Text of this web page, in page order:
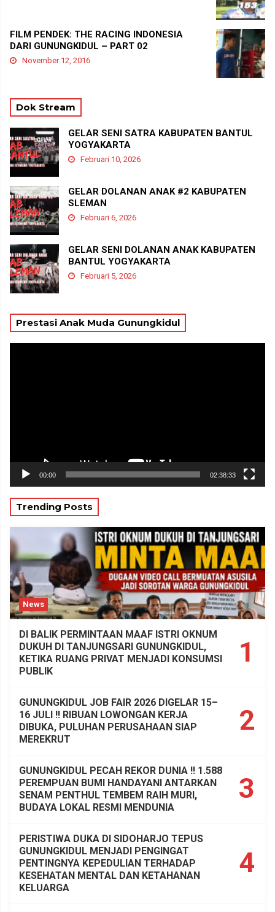
FILM PENDEK: THE RACING INDONESIA
DARI GUNUNGKIDUL – PART 02
November 12, 2016
Dok Stream
GELAR SENI SATRA KABUPATEN BANTUL
YOGYAKARTA
Februari 10, 2026
GELAR DOLANAN ANAK #2 KABUPATEN
SLEMAN
Februari 6, 2026
GELAR SENI DOLANAN ANAK KABUPATEN
BANTUL YOGYAKARTA
Februari 5, 2026
Prestasi Anak Muda Gunungkidul
00:00 02:38:33
Trending Posts
News
1
DI BALIK PERMINTAAN MAAF ISTRI OKNUM
DUKUH DI TANJUNGSARI GUNUNGKIDUL,
KETIKA RUANG PRIVAT MENJADI KONSUMSI
PUBLIK
2
GUNUNGKIDUL JOB FAIR 2026 DIGELAR 15–
16 JULI !! RIBUAN LOWONGAN KERJA
DIBUKA, PULUHAN PERUSAHAAN SIAP
MEREKRUT
3
GUNUNGKIDUL PECAH REKOR DUNIA !! 1.588
PEREMPUAN BUMI HANDAYANI ANTARKAN
SENAM PENTHUL TEMBEM RAIH MURI,
BUDAYA LOKAL RESMI MENDUNIA
4
PERISTIWA DUKA DI SIDOHARJO TEPUS
GUNUNGKIDUL MENJADI PENGINGAT
PENTINGNYA KEPEDULIAN TERHADAP
KESEHATAN MENTAL DAN KETAHANAN
KELUARGA